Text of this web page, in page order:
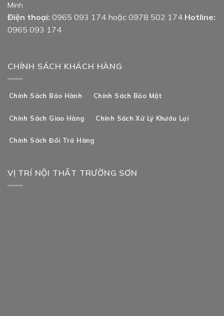
Minh
Điện thoại: 0965 093 174 hoặc 0978 502 174 Hotline:
0965 093 174
CHÍNH SÁCH KHÁCH HÀNG
Chính Sách Bảo Hành Chính Sách Bảo Mật
Chính Sách Giao Hàng Chính Sách Xử Lý Khướu Lại
Chính Sách Đổi Trả Hàng
VỊ TRÍ NỘI THẤT TRƯỜNG SƠN